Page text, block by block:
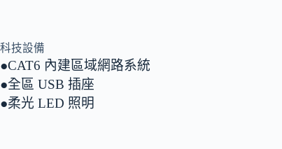
科技設備
●CAT6 內建區域網路系統
●全區 USB 插座
●柔光 LED 照明